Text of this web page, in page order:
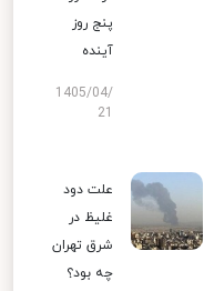
پنج روز
آینده
1405/04/
علت دود
غلیظ در
شرق تهران
چه بود؟